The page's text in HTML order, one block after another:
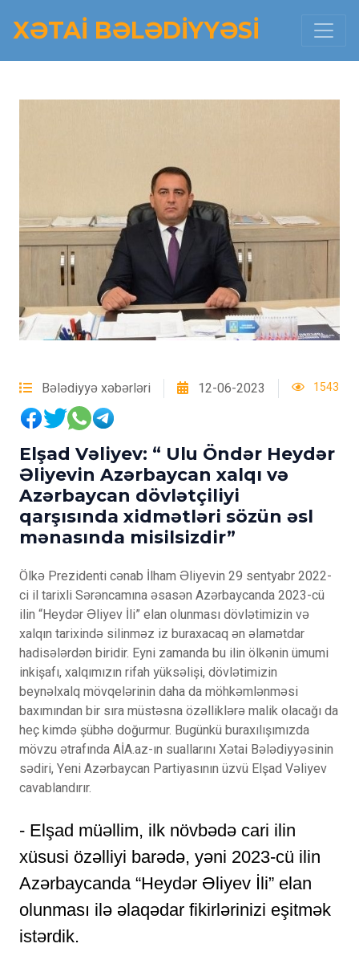
XƏTAI BƏLƏDIYYƏSI
Bələdiyyə xəbərləri 12-06-2023 1543
Elşad Vəliyev: “ Ulu Öndər Heydər
Əliyevin Azərbaycan xalqı və
Azərbaycan dövlətçiliyi
qarşısında xidmətləri sözün əsl
mənasında misilsizdir”
Ölkə Prezidenti cənab İlham Əliyevin 29 sentyabr 2022-
ci il tarixli Sərəncamına əsasən Azərbaycanda 2023-cü
ilin “Heydər Əliyev İli” elan olunması dövlətimizin və
xalqın tarixində silinməz iz buraxacaq ən əlamətdar
hadisələrdən biridir. Eyni zamanda bu ilin ölkənin ümumi
inkişafı, xalqımızın rifah yüksəlişi, dövlətimizin
beynəlxalq mövqelərinin daha da möhkəmlənməsi
baxımından bir sıra müstəsna özəlliklərə malik olacağı da
heç kimdə şübhə doğurmur. Bugünkü buraxılışımızda
mövzu ətrafında AİA.az-ın suallarını Xətai Bələdiyyəsinin
sədiri, Yeni Azərbaycan Partiyasının üzvü Elşad Vəliyev
cavablandırır.
- Elşad müəllim, ilk növbədə cari ilin
xüsusi özəlliyi barədə, yəni 2023-cü ilin
Azərbaycanda “Heydər Əliyev İli” elan
olunması ilə əlaqədar fikirlərinizi eşitmək
istərdik.